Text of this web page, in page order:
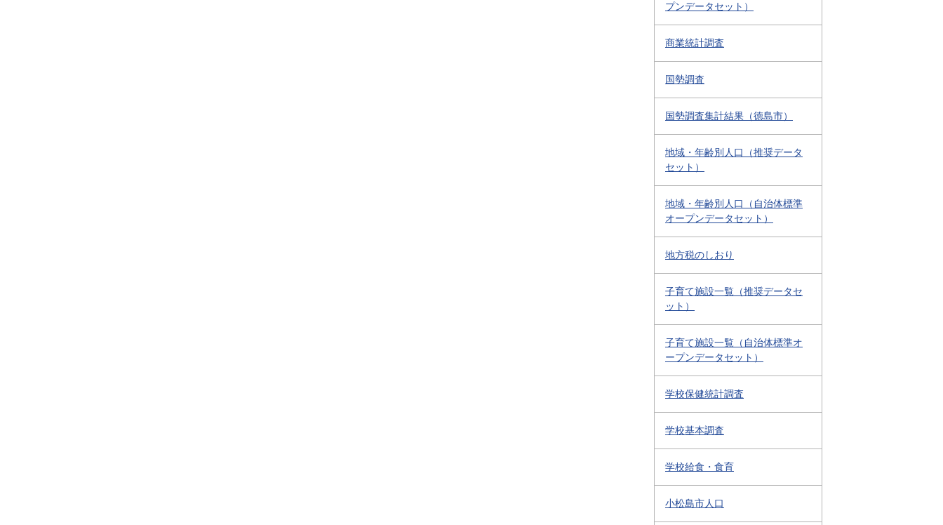
プンデータセット）
商業統計調査
国勢調査
国勢調査集計結果（徳島市）
地域・年齢別人口（推奨データ
セット）
地域・年齢別人口（自治体標準
オープンデータセット）
地方税のしおり
子育て施設一覧（推奨データセ
ット）
子育て施設一覧（自治体標準オ
ープンデータセット）
学校保健統計調査
学校基本調査
学校給食・食育
小松島市人口